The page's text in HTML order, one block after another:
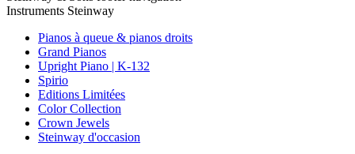
Instruments Steinway
Pianos à queue & pianos droits
Grand Pianos
Upright Piano | K-132
Spirio
Editions Limitées
Color Collection
Crown Jewels
Steinway d'occasion